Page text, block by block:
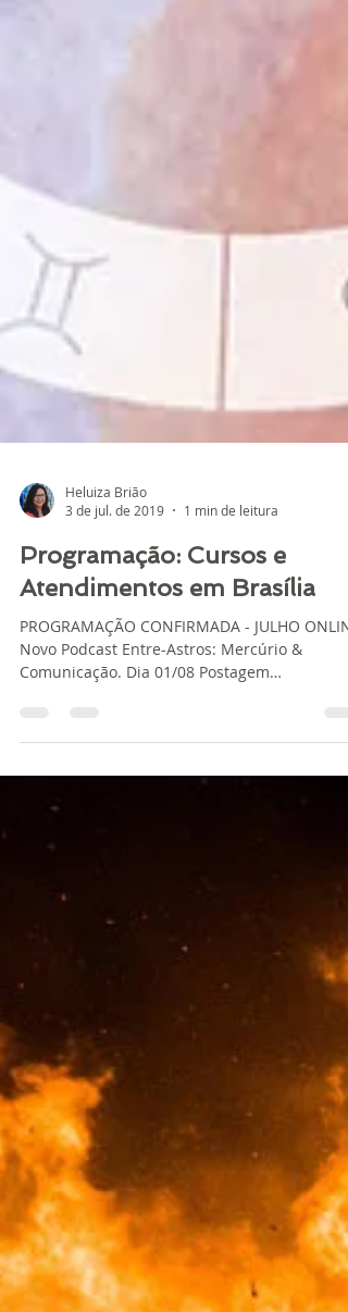
3 de jul. de 2019
1 min de leitura
Programação: Cursos e
Atendimentos em Brasília
PROGRAMAÇÃO CONFIRMADA - JULHO
complementar: Mercúrio &...